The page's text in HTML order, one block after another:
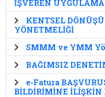
İŞVEREN
KENTSEL
YÖNETMELİĞİ
SMMM ve YMM
BAĞIMSIZ
e-Fatura
BİLDİRİMİNE İLİŞKİN